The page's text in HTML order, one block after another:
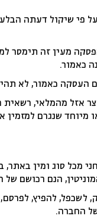
פי שיקול דעתה
מעין זה תימסר
כאמור.
העסקה כאמור, לא
אזל מהמלאי, רשאית
מיוחד שנגרם למזמין
מכל סוג ומין
הנם רכושם
לשכפל, להפיץ,
החברה.